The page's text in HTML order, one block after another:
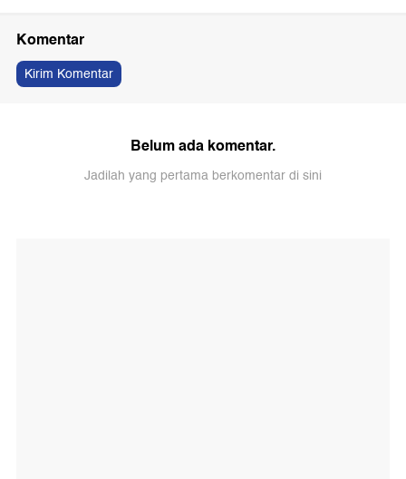
Komentar
Kirim Komentar
Belum ada komentar.
Jadilah yang pertama berkomentar di sini